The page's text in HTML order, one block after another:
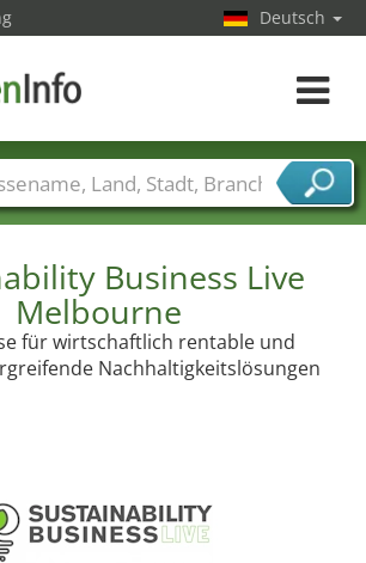
Business Live
Melbourne
für wirtschaftlich rentable und
Nachhaltigkeitslösungen
Deutsch
Toggle
Länder Städte
Branchen